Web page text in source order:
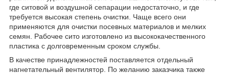
где ситовой и воздушной сепарации недостаточно, и где
требуется высокая степень очистки. Чаще всего они
применяются для очистки посевных материалов и мелких
семян. Рабочее сито изготовлено из высококачественного
пластика с долговременным сроком службы.
В качестве принадлежностей поставляется отдельный
нагнетательный вентилятор. По желанию заказчика также